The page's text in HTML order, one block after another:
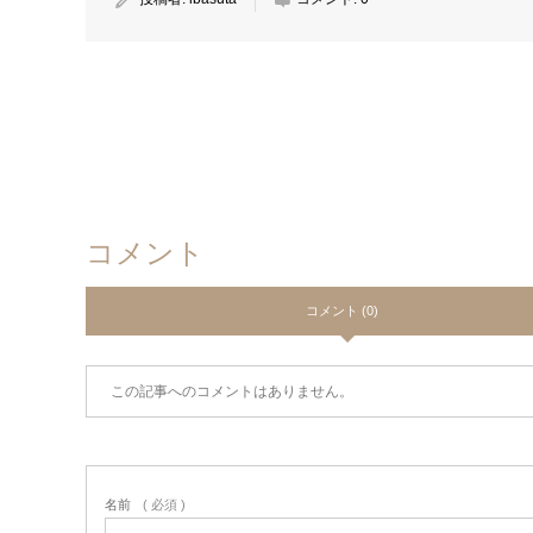
コメント
コメント (0)
この記事へのコメントはありません。
名前 ( 必須 )